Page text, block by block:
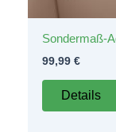
Sondermaß-
99,99 €
Details